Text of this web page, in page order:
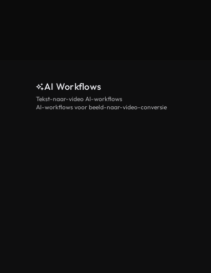
AI Workflows
Tekst-naar-video AI-workflows
AI-workflows voor beeld-naar-video-conversie